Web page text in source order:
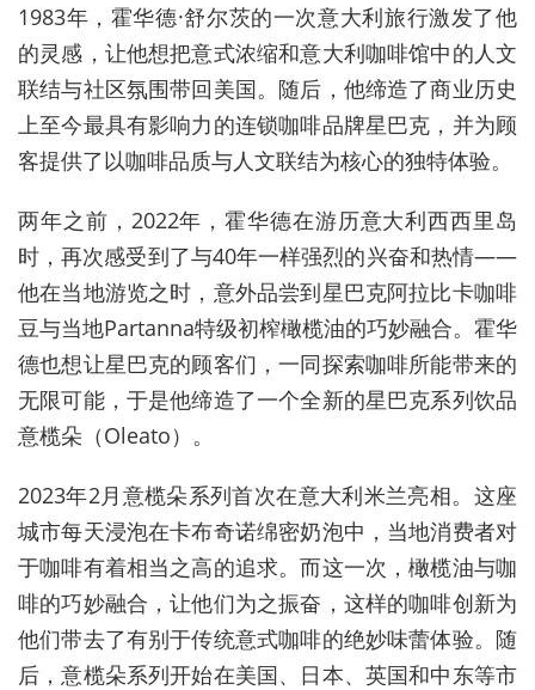
1983年，霍华德·舒尔茨的一次意大利旅行激发了他
的灵感，让他想把意式浓缩和意大利咖啡馆中的人文
联结与社区氛围带回美国。随后，他缔造了商业历史
上至今最具有影响力的连锁咖啡品牌星巴克，并为顾
客提供了以咖啡品质与人文联结为核心的独特体验。
两年之前，2022年，霍华德在游历意大利西西里岛
时，再次感受到了与40年一样强烈的兴奋和热情——
他在当地游览之时，意外品尝到星巴克阿拉比卡咖啡
豆与当地Partanna特级初榨橄榄油的巧妙融合。霍华
德也想让星巴克的顾客们，一同探索咖啡所能带来的
无限可能，于是他缔造了一个全新的星巴克系列饮品
意榄朵（Oleato）。
2023年2月意榄朵系列首次在意大利米兰亮相。这座
城市每天浸泡在卡布奇诺绵密奶泡中，当地消费者对
于咖啡有着相当之高的追求。而这一次，橄榄油与咖
啡的巧妙融合，让他们为之振奋，这样的咖啡创新为
他们带去了有别于传统意式咖啡的绝妙味蕾体验。随
后，意榄朵系列开始在美国、日本、英国和中东等市